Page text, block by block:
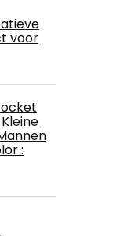
voor
: